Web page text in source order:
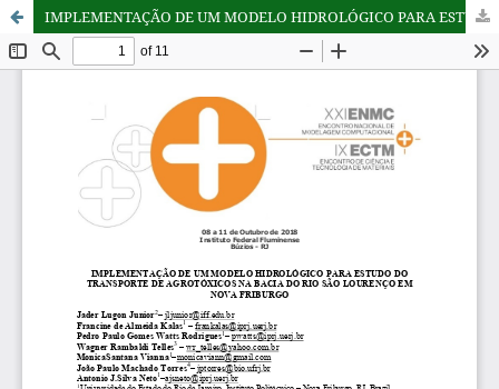
IMPLEMENTAÇÃO DE UM MODELO HIDROLÓGICO PARA ESTUDO DO TRANSPORTE DE AGROTÓXICOS NA BACIA DO RIO SÃO LOURENÇO EM NOVA FRIBURGO